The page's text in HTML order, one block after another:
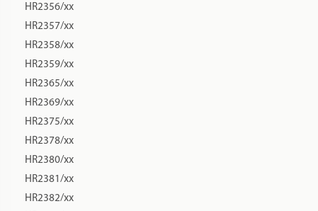
HR2356/xx
HR2357/xx
HR2358/xx
HR2359/xx
HR2365/xx
HR2369/xx
HR2375/xx
HR2378/xx
HR2380/xx
HR2381/xx
HR2382/xx